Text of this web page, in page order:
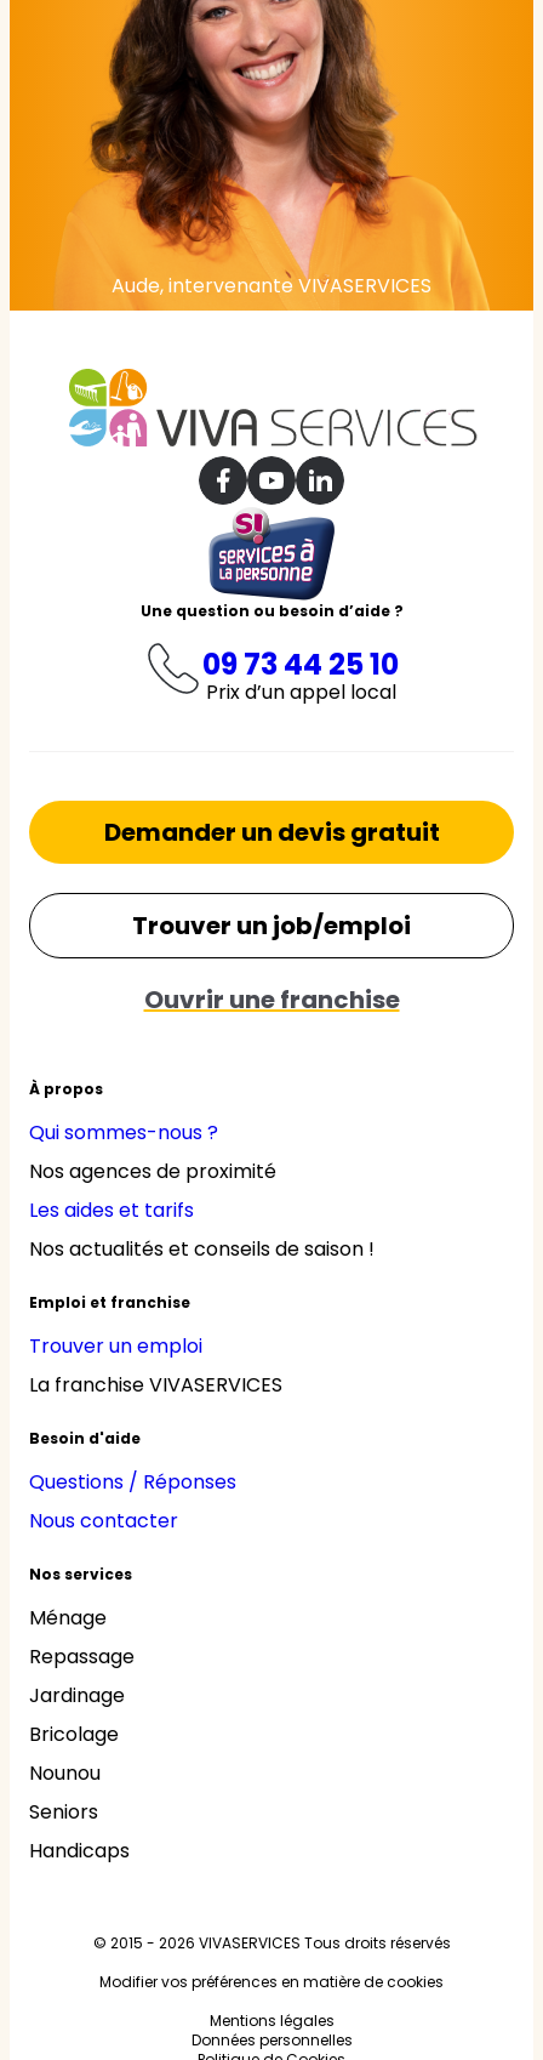
Aude, intervenante VIVASERVICES
Une question ou besoin d’aide ?
09 73 44 25 10
Prix d’un appel local
À propos
Qui sommes-nous ?
Nos agences de proximité
Les aides et tarifs
Nos actualités et conseils de saison !
Emploi et franchise
Trouver un emploi
La franchise VIVASERVICES
Besoin d'aide
Questions / Réponses
Nous contacter
Nos services
Ménage
Repassage
Jardinage
Bricolage
Nounou
Seniors
Handicaps
Demander un devis gratuit
Trouver un job/emploi
Ouvrir une franchise
© 2015 - 2026 VIVASERVICES Tous droits réservés
Modifier vos préférences en matière de cookies
Mentions légales
Données personnelles